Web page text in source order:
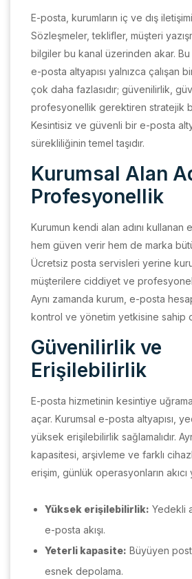
E-posta, kurumların iç ve dış
Sözleşmeler, teklifler, müşteri
bilgiler bu kanal üzerinden akar.
e-posta altyapısı yalnızca çalışan
çok daha fazlasıdır; güvenilirlik,
profesyonellik gerektiren stratejik
Kesintisiz ve güvenli bir e-posta
sürekliliğinin temel taşıdır.
Kurumsal Alan
Profesyonellik
Kurumun kendi alan adını kullanan
hem güven verir hem de marka
Ücretsiz posta servisleri yerine
müşterilere ciddiyet ve
Aynı zamanda kurum, e-posta
kontrol ve yönetim yetkisine sahip
Güvenilirlik ve
Erişilebilirlik
E-posta hizmetinin kesintiye
açar. Kurumsal e-posta altyapısı,
yüksek erişilebilirlik sağlamalıdır.
kapasitesi, arşivleme ve farklı
erişim, günlük operasyonların akıcı
Yüksek erişilebilirlik: Yedekli
e-posta akışı.
Yeterli kapasite: Büyüyen
esnek depolama.